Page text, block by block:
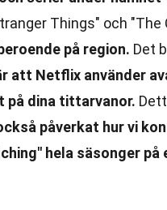
Things" och "The
på region. Det
att Netflix använder
på dina tittarvanor.
påverkat hur vi
hela säsonger på